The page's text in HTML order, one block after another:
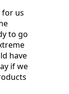
for us
to go
have
if we